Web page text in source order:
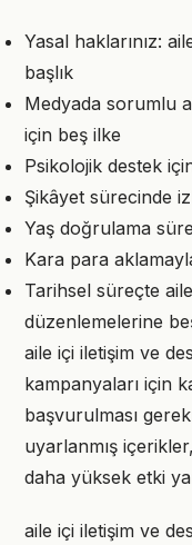
Yasal haklarınız:
başlık
Medyada sorumlu
için beş ilke
Psikolojik destek
Şikâyet sürecinde
Yaş doğrulama
Kara para
Tarihsel süreçte
düzenlemelerine
aile içi iletişim ve
kampanyaları için
başvurulması
uyarlanmış
daha yüksek etki
aile içi iletişim ve